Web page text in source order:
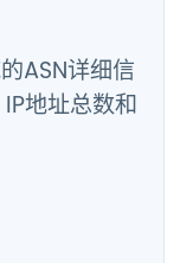
ASN详细信
地址总数和